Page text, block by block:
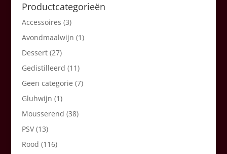
Productcategorieën
Accessoires (3)
Avondmaalwijn (1)
Dessert (27)
Gedistilleerd (11)
Geen categorie (7)
Gluhwijn (1)
Mousserend (38)
PSV (13)
Rood (116)